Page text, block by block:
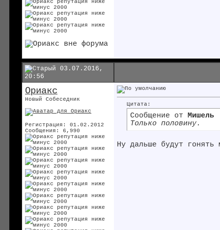
03.07.2016,
20:56
Ориакс
Новый Собеседник
Регистрация: 01.02.2012
Сообщения: 6,990
Цитата:
Сообщение от
Мишель
Только половину.
Ну дальше будут